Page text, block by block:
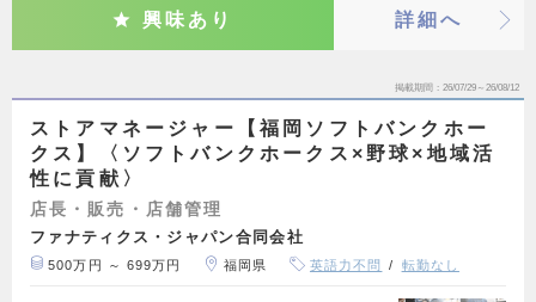
興味あり 詳細へ
掲載期間 26/07/29～26/08/12
ストアマネージャー【福岡ソフトバンクホー
クス】〈ソフトバンクホークス×野球×地域活
性に貢献〉
店長・販売・店舗管理
ファナティクス・ジャパン合同会社
500万円 ～ 699万円 福岡県 英語力不問 転勤なし